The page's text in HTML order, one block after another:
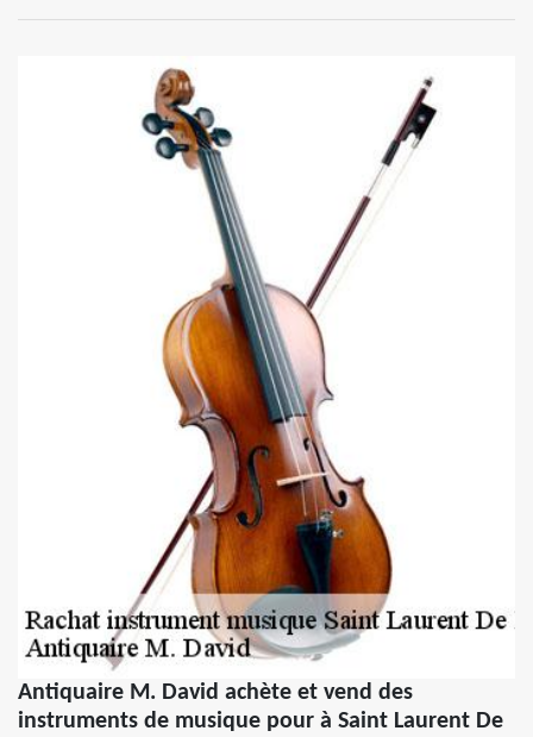
Antiquaire M. David achète et vend des
instruments de musique pour à Saint Laurent De